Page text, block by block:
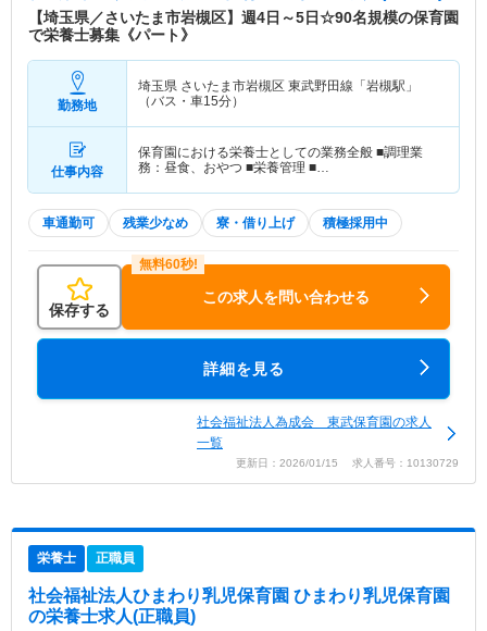
【埼玉県／さいたま市岩槻区】週4日～5日☆90名規模の保育園
で栄養士募集《パート》
勤務地
埼玉県 さいたま市岩槻区 東武野田線「岩槻駅」
（バス・車15分）
仕事内容
保育園における栄養士としての業務全般 ■調理業
務：昼食、おやつ ■栄養管理 ■…
車通勤可 残業少なめ 寮・借り上げ 積極採用中
保存する
この求人を問い合わせる
詳細を見る
社会福祉法人為成会 東武保育園の求人
一覧
更新日：2026/01/15 求人番号：10130729
栄養士 正職員
社会福祉法人ひまわり乳児保育園 ひまわり乳児保育園
の栄養士求人(正職員)